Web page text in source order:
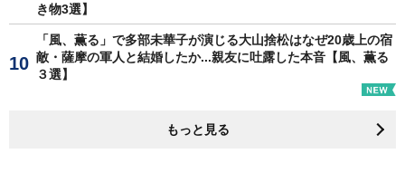
き物3選】
「風、薫る」で多部未華子が演じる大山捨松はなぜ20歳上の宿
敵・薩摩の軍人と結婚したか...親友に吐露した本音【風、薫る
３選】
もっと見る